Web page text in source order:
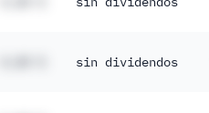
sin dividendos